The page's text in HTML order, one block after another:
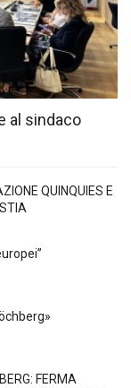
al sindaco
QUINQUIES E
FERMA